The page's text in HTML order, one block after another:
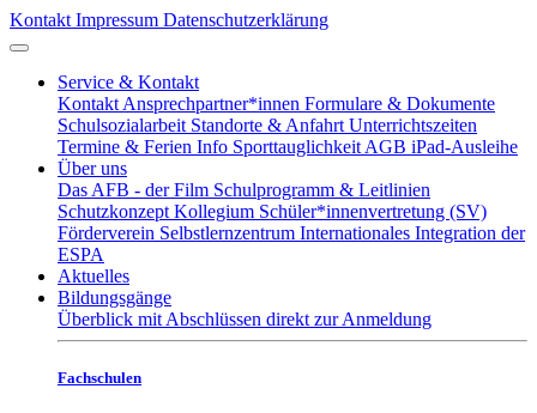
Kontakt Impressum Datenschutzerklärung
Service & Kontakt
Kontakt Ansprechpartner*innen Formulare & Dokumente
Schulsozialarbeit Standorte & Anfahrt Unterrichtszeiten
Termine & Ferien Info Sporttauglichkeit AGB iPad-Ausleihe
Über uns
Das AFB - der Film Schulprogramm & Leitlinien
Schutzkonzept Kollegium Schüler*innenvertretung (SV)
Förderverein Selbstlernzentrum Internationales Integration der
ESPA
Aktuelles
Bildungsgänge
Überblick mit Abschlüssen direkt zur Anmeldung
Fachschulen